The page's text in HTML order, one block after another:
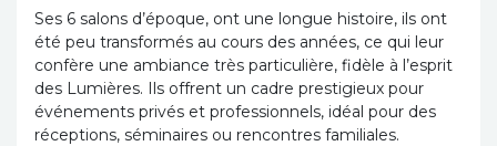
Ses 6 salons d’époque, ont une longue histoire, ils ont
été peu transformés au cours des années, ce qui leur
confère une ambiance très particulière, fidèle à l’esprit
des Lumières. Ils offrent un cadre prestigieux pour
événements privés et professionnels, idéal pour des
réceptions, séminaires ou rencontres familiales.